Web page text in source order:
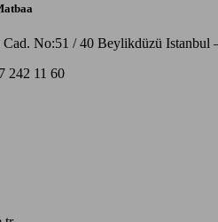
Cad. No:51 / 40 Beylikdüzü Istanbul
242 11 60